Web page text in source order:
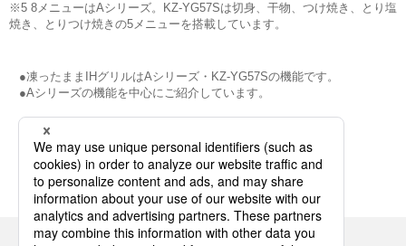
※5 8メニューはAシリーズ。KZ-YG57Sは切身、干物、つけ焼き、とり塩
焼き、とりつけ焼きの5メニューを搭載しています。
●凍ったままIHグリルはAシリーズ・KZ-YG57Sの機能です。
●Aシリーズの機能を中心にご紹介しています。
特長一覧 トップページ